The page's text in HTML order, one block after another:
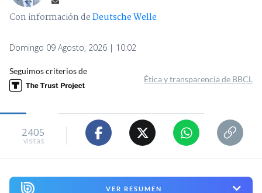
Con información deDeutsche Welle
Domingo 09 Agosto, 2026 | 10:02
Seguimos criterios de
Ética y transparencia de BBCL
2405
visitas
VER RESUMEN